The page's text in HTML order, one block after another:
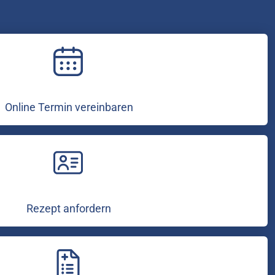
Online Termin vereinbaren
Rezept anfordern